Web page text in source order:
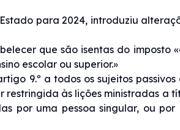
para 2024, introduziu
que são isentas do imposto
escolar ou superior.»
9.º a todos os sujeitos passivos
restringida às lições ministradas a
por uma pessoa singular, ou por